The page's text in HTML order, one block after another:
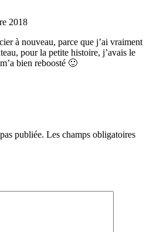
2018
à nouveau, parce que j’ai vraiment
pour la petite histoire, j’avais le
bien reboosté 🙂
publiée. Les champs obligatoires